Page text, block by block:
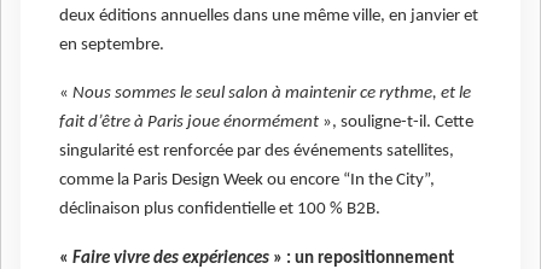
deux éditions annuelles dans une même ville, en janvier et
en septembre.
« Nous sommes le seul salon à maintenir ce rythme, et le
fait d’être à Paris joue énormément », souligne-t-il. Cette
singularité est renforcée par des événements satellites,
comme la Paris Design Week ou encore “In the City”,
déclinaison plus confidentielle et 100 % B2B.
« Faire vivre des expériences » : un repositionnement